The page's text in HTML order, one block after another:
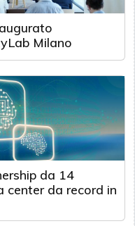
Milano
da 14
center da record in